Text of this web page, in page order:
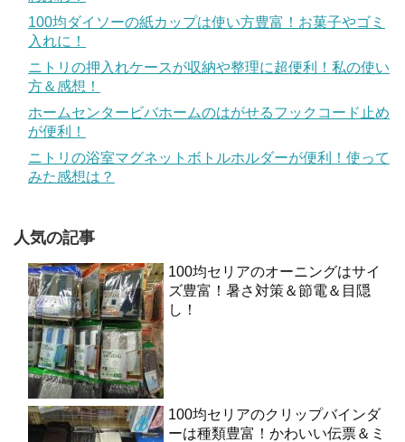
100均ダイソーの紙カップは使い方豊富！お菓子やゴミ
入れに！
ニトリの押入れケースが収納や整理に超便利！私の使い
方＆感想！
ホームセンタービバホームのはがせるフックコード止め
が便利！
ニトリの浴室マグネットボトルホルダーが便利！使って
みた感想は？
人気の記事
100均セリアのオーニングはサイ
ズ豊富！暑さ対策＆節電＆目隠
し！
100均セリアのクリップバインダ
ーは種類豊富！かわいい伝票＆ミ